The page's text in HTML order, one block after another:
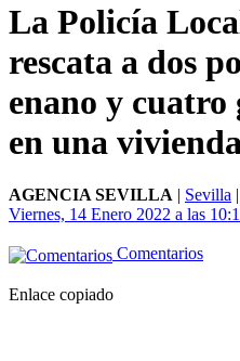
La Policía
rescata a dos
enano y cuatro
en una
AGENCIA SEVILLA | Sevilla |
Viernes, 14 Enero 2022 a las
Comentarios
Enlace copiado